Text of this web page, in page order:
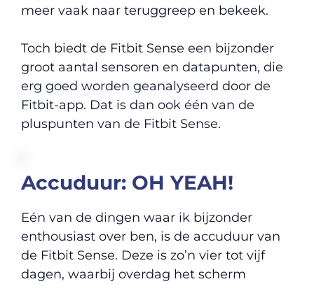
meer vaak naar teruggreep en bekeek.
Toch biedt de Fitbit Sense een bijzonder
groot aantal sensoren en datapunten, die
erg goed worden geanalyseerd door de
Fitbit-app. Dat is dan ook één van de
pluspunten van de Fitbit Sense.
Accuduur: OH YEAH!
Eén van de dingen waar ik bijzonder
enthousiast over ben, is de accuduur van
de Fitbit Sense. Deze is zo’n vier tot vijf
dagen, waarbij overdag het scherm